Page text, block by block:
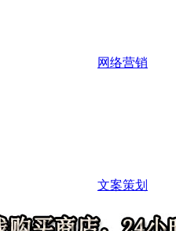
网络营销
文案策划